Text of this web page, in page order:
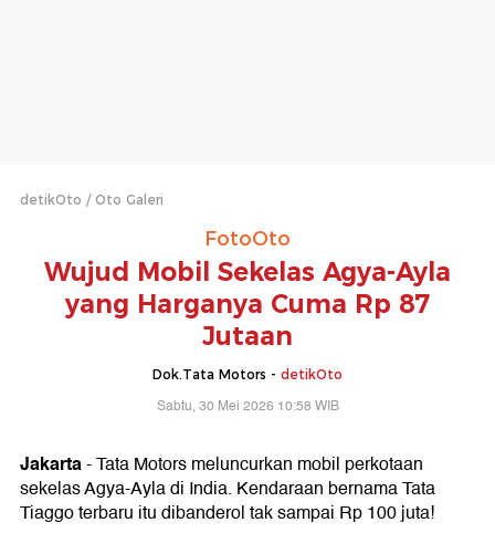
detikOto Oto Galeri
FotoOto
Wujud Mobil Sekelas Agya-Ayla
yang Harganya Cuma Rp 87
Jutaan
Dok.Tata Motors - detikOto
Sabtu, 30 Mei 2026 10:58 WIB
Jakarta- Tata Motors meluncurkan mobil perkotaan
sekelas Agya-Ayla di India. Kendaraan bernama Tata
Tiaggo terbaru itu dibanderol tak sampai Rp 100 juta!